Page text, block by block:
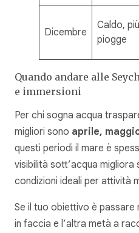
Dicembre
Caldo, più
piogge
Quando andare alle
e immersioni
Per chi sogna acqua
migliori sono aprile,
questi periodi il mare è
visibilità sott’acqua migliora
condizioni ideali per attività
Se il tuo obiettivo è
in faccia e l’altra metà a